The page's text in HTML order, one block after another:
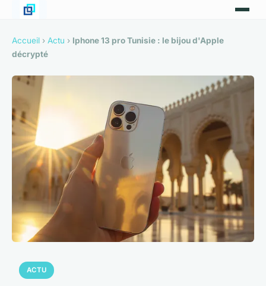
Accueil › Actu › Iphone 13 pro Tunisie : le bijou d'Apple
décrypté
ACTU